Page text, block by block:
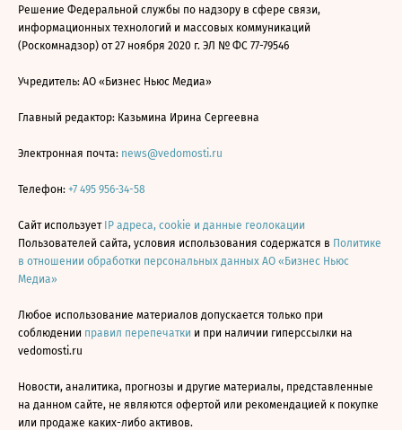
Решение Федеральной службы по надзору в сфере связи,
информационных технологий и массовых коммуникаций
(Роскомнадзор) от 27 ноября 2020 г. ЭЛ № ФС 77-79546
Учредитель: АО «Бизнес Ньюс Медиа»
Главный редактор: Казьмина Ирина Сергеевна
Электронная почта: news@vedomosti.ru
Телефон: +7 495 956-34-58
Сайт использует IP адреса, cookie и данные геолокации
Пользователей сайта, условия использования содержатся в Политике
в отношении обработки персональных данных АО «Бизнес Ньюс
Медиа»
Любое использование материалов допускается только при
соблюдении правил перепечатки и при наличии гиперссылки на
vedomosti.ru
Новости, аналитика, прогнозы и другие материалы, представленные
на данном сайте, не являются офертой или рекомендацией к покупке
или продаже каких-либо активов.